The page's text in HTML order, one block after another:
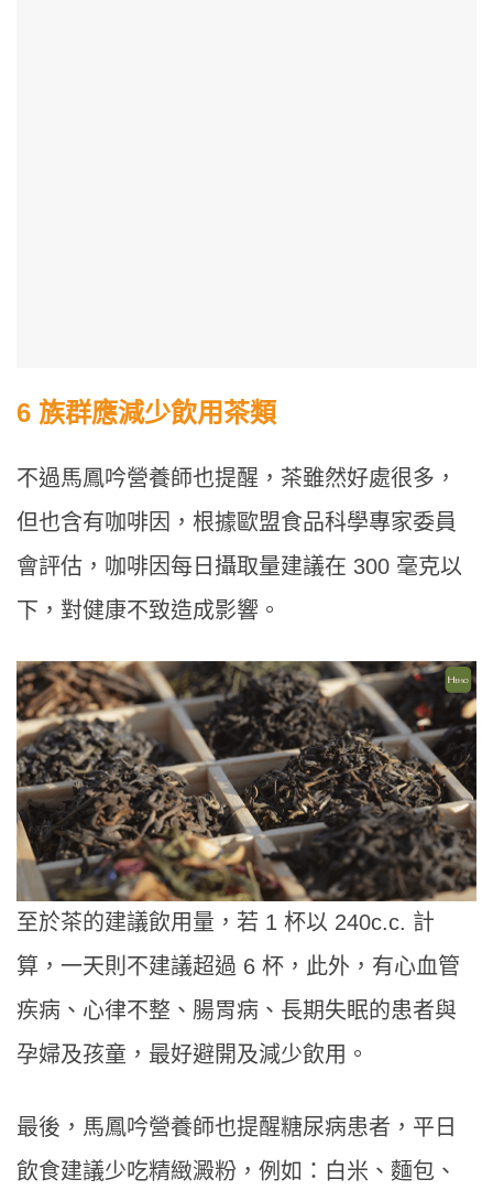
6 族群應減少飲用茶類
不過馬鳳吟營養師也提醒，茶雖然好處很多，
但也含有咖啡因，根據歐盟食品科學專家委員
會評估，咖啡因每日攝取量建議在 300 毫克以
下，對健康不致造成影響。
至於茶的建議飲用量，若 1 杯以 240c.c. 計
算，一天則不建議超過 6 杯，此外，有心血管
疾病、心律不整、腸胃病、長期失眠的患者與
孕婦及孩童，最好避開及減少飲用。
最後，馬鳳吟營養師也提醒糖尿病患者，平日
飲食建議少吃精緻澱粉，例如：白米、麵包、